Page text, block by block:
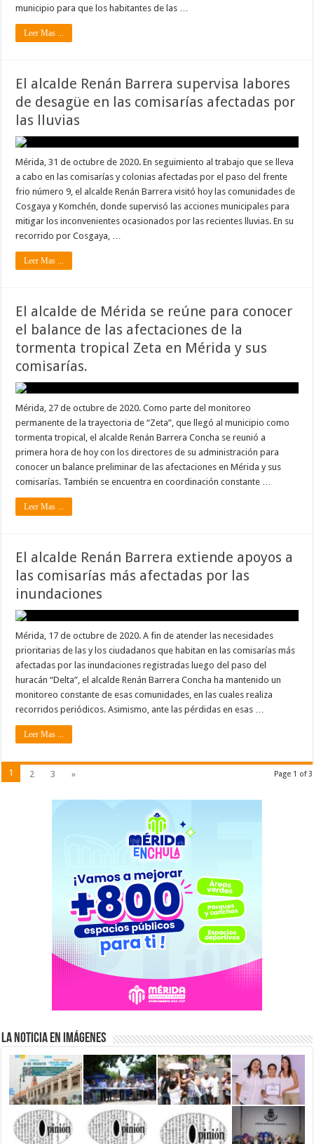
municipio para que los habitantes de las …
Leer Mas ...
El alcalde Renán Barrera supervisa labores
de desagüe en las comisarías afectadas por
las lluvias
Mérida, 31 de octubre de 2020. En seguimiento al trabajo que se lleva
a cabo en las comisarías y colonias afectadas por el paso del frente
frio número 9, el alcalde Renán Barrera visitó hoy las comunidades de
Cosgaya y Komchén, donde supervisó las acciones municipales para
mitigar los inconvenientes ocasionados por las recientes lluvias. En su
recorrido por Cosgaya, …
Leer Mas ...
El alcalde de Mérida se reúne para conocer
el balance de las afectaciones de la
tormenta tropical Zeta en Mérida y sus
comisarías.
Mérida, 27 de octubre de 2020. Como parte del monitoreo
permanente de la trayectoria de “Zeta”, que llegó al municipio como
tormenta tropical, el alcalde Renán Barrera Concha se reunió a
primera hora de hoy con los directores de su administración para
conocer un balance preliminar de las afectaciones en Mérida y sus
comisarías. También se encuentra en coordinación constante …
Leer Mas ...
El alcalde Renán Barrera extiende apoyos a
las comisarías más afectadas por las
inundaciones
Mérida, 17 de octubre de 2020. A fin de atender las necesidades
prioritarias de las y los ciudadanos que habitan en las comisarías más
afectadas por las inundaciones registradas luego del paso del
huracán “Delta”, el alcalde Renán Barrera Concha ha mantenido un
monitoreo constante de esas comunidades, en las cuales realiza
recorridos periódicos. Asimismo, ante las pérdidas en esas …
Leer Mas ...
Page 1 of 3
1 2 3 »
La Noticia en Imágenes